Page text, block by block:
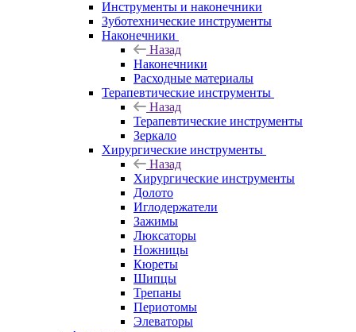
Инструменты и наконечники
Зуботехнические инструменты
Наконечники
Назад
Наконечники
Расходные материалы
Терапевтические инструменты
Назад
Терапевтические инструменты
Зеркало
Хирургические инструменты
Назад
Хирургические инструменты
Долото
Иглодержатели
Зажимы
Люксаторы
Ножницы
Кюреты
Шипцы
Трепаны
Периотомы
Элеваторы